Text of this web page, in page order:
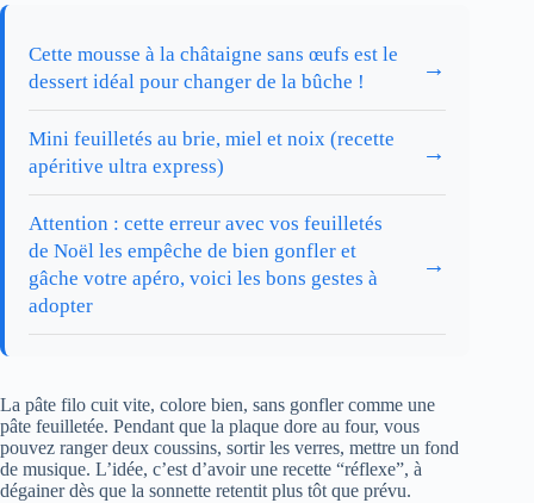
Cette mousse à la châtaigne sans œufs est le
dessert idéal pour changer de la bûche !
→
Mini feuilletés au brie, miel et noix (recette
apéritive ultra express)
→
Attention : cette erreur avec vos feuilletés
de Noël les empêche de bien gonfler et
gâche votre apéro, voici les bons gestes à
adopter
→
La pâte filo cuit vite, colore bien, sans gonfler comme une
pâte feuilletée. Pendant que la plaque dore au four, vous
pouvez ranger deux coussins, sortir les verres, mettre un fond
de musique. L’idée, c’est d’avoir une recette “réflexe”, à
dégainer dès que la sonnette retentit plus tôt que prévu.